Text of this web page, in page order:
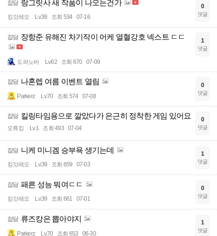
잡담 랑그릿사 새 작품이 나오는건가
킹갓레오 Lv.39 조회 534 07-16
0
댓글
잡담 장항준 유해진 차기작이 어케 열혈강호 넥스트 ㄷㄷ
도퍼노바 Lv.62 조회 670 07-09
1
댓글
잡담 나혼렙 여름 이벤트 열림
Parkerz Lv.70 조회 574 07-08
0
댓글
잡담 킬링타임용으로 깔았다가 은근히 정착한 게임 있어요
오류킹 Lv.1 조회 493 07-04
0
댓글
잡담 니케 미니겜 승부욕 생기는데
킹갓레오 Lv.39 조회 659 07-03
1
댓글
잡담 패른 성능 뭐여ㄷㄷ
킹갓레오 Lv.39 조회 661 07-01
0
댓글
잡담 류즈캉은 뽑아야지
Parkerz Lv.70 조회 653 06-30
1
댓글